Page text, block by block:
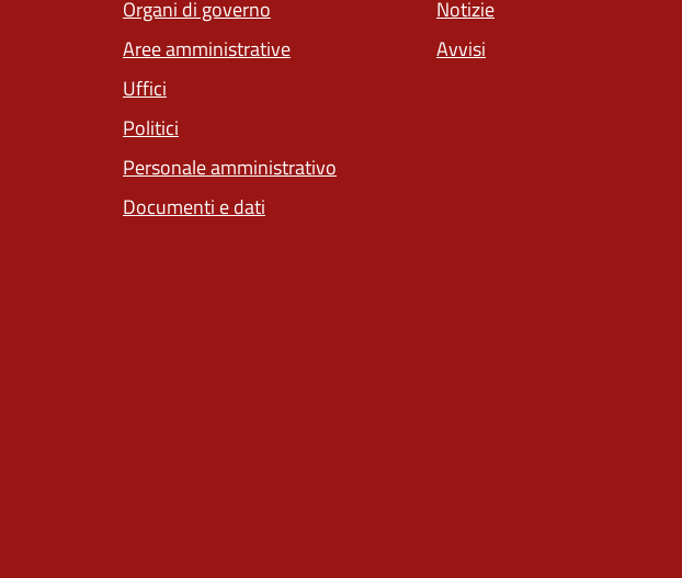
Organi di governo
Aree amministrative
Uffici
Politici
Personale amministrativo
Documenti e dati
Notizie
Avvisi